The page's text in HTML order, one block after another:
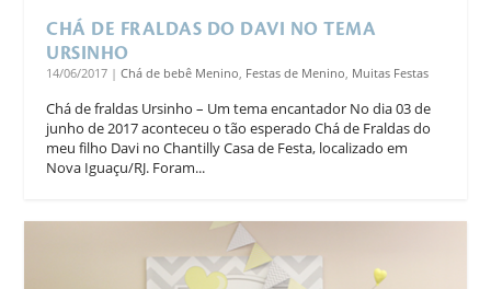
CHÁ DE FRALDAS DO DAVI NO TEMA
URSINHO
14/06/2017 |Chá de bebê Menino, Festas de Menino, Muitas Festas
Chá de fraldas Ursinho – Um tema encantador No dia 03 de
junho de 2017 aconteceu o tão esperado Chá de Fraldas do
meu filho Davi no Chantilly Casa de Festa, localizado em
Nova Iguaçu/RJ. Foram...